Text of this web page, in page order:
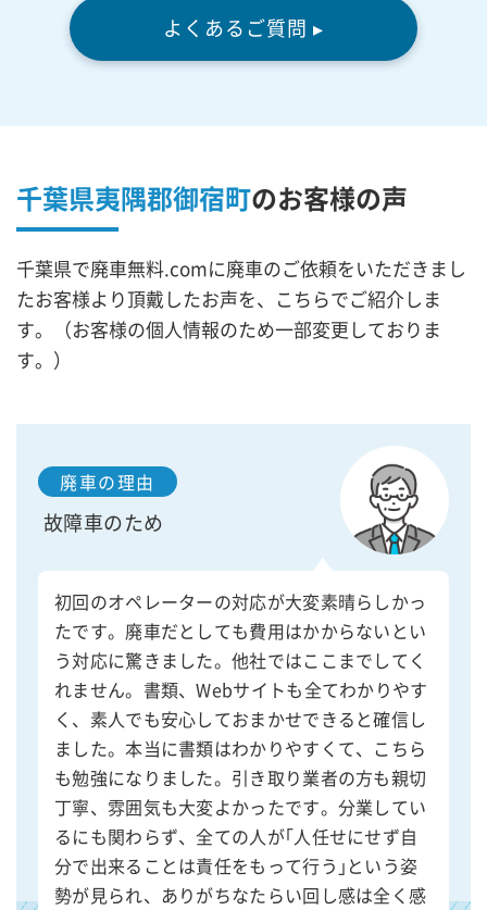
よくあるご質問 ▸
千葉県夷隅郡御宿町のお客様の声
千葉県で廃車無料.comに廃車のご依頼をいただきまし
たお客様より頂戴したお声を、こちらでご紹介しま
す。（お客様の個人情報のため一部変更しておりま
す。）
廃車の理由
故障車のため
初回のオペレーターの対応が大変素晴らしかっ
たです。廃車だとしても費用はかからないとい
う対応に驚きました。他社ではここまでしてく
れません。書類、Webサイトも全てわかりやす
く、素人でも安心しておまかせできると確信し
ました。本当に書類はわかりやすくて、こちら
も勉強になりました。引き取り業者の方も親切
丁寧、雰囲気も大変よかったです。分業してい
るにも関わらず、全ての人が｢人任せにせず自
分で出来ることは責任をもって行う｣という姿
勢が見られ、ありがちなたらい回し感は全く感